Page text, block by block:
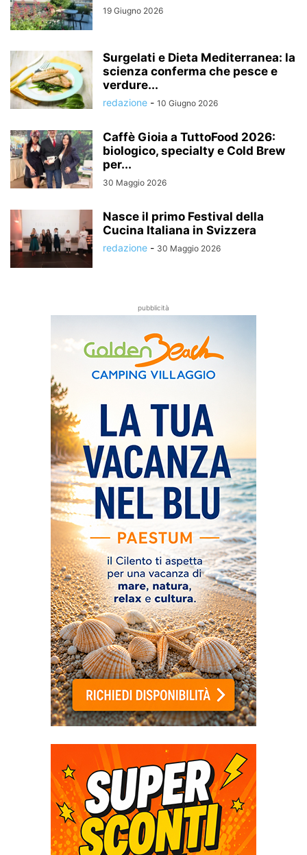
19 Giugno 2026
Surgelati e Dieta Mediterranea: la
scienza conferma che pesce e
verdure...
redazione - 10 Giugno 2026
Caffè Gioia a TuttoFood 2026:
biologico, specialty e Cold Brew
per...
30 Maggio 2026
Nasce il primo Festival della
Cucina Italiana in Svizzera
redazione - 30 Maggio 2026
pubblicità